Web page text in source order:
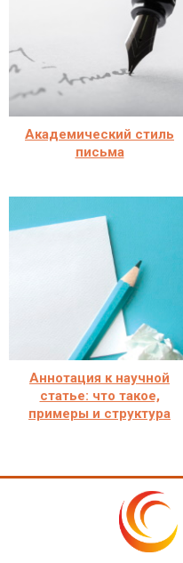
Академический стиль
письма
Аннотация к научной
статье: что такое,
примеры и структура